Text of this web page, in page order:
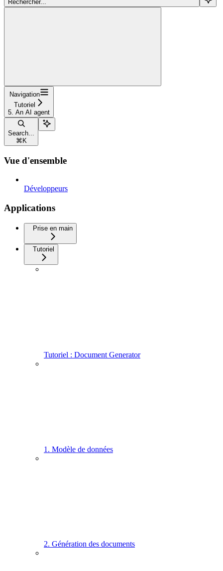
Rechercher...
Navigation
Tutoriel
5. An AI agent
Search...
⌘ K
Vue d'ensemble
Développeurs
Applications
Prise en main
Tutoriel
Tutoriel : Document Generator
1. Modèle de données
2. Génération des documents